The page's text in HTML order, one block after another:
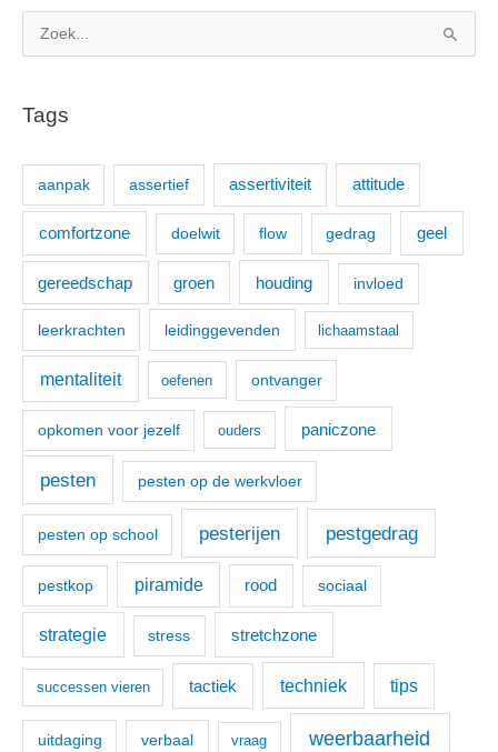
Tags
aanpak assertief assertiviteit attitude
comfortzone doelwit flow gedrag geel
gereedschap groen houding invloed
leerkrachten leidinggevenden lichaamstaal
mentaliteit oefenen ontvanger
opkomen voor jezelf ouders paniczone
pesten pesten op de werkvloer
pesten op school pesterijen pestgedrag
pestkop piramide rood sociaal
strategie stress stretchzone
successen vieren tactiek techniek tips
uitdaging verbaal vraag weerbaarheid